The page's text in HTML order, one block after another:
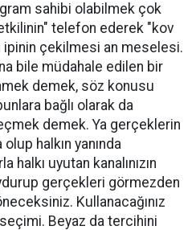
sahibi olabilmek çok
telefon ederek "kov
ipinin çekilmesi an meselesi.
bile müdahale edilen bir
demek, söz konusu
bağlı olarak da
demek. Ya gerçeklerin
halkın yanında
halkı uyutan kanalınızın
gerçekleri görmezden
Kullanacağınız
Beyaz da tercihini